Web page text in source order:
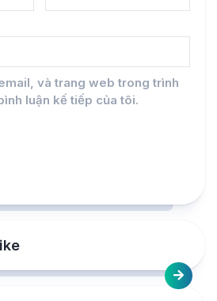
và trang web trong trình
luận kế tiếp của tôi.